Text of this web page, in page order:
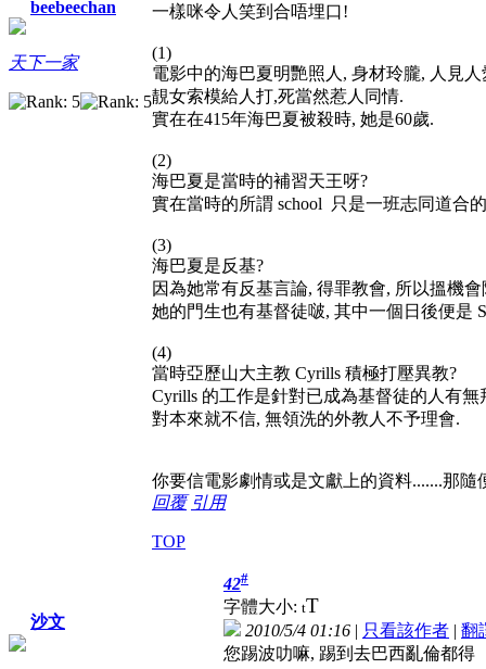
beebeechan
天下一家
一樣咪令人笑到合唔埋口!
(1)
電影中的海巴夏明艷照人, 身材玲朧, 人見
靚女索模給人打,死當然惹人同情.
實在在415年海巴夏被殺時, 她是60歲.
(2)
海巴夏是當時的補習天王呀?
實在當時的所謂 school 只是一班志同道合
(3)
海巴夏是反基?
因為她常有反基言論, 得罪教會, 所以搵機會
她的門生也有基督徒啵, 其中一個日後便是
(4)
當時亞歷山大主教 Cyrills 積極打壓異教?
Cyrills 的工作是針對已成為基督徒的人有無
對本來就不信, 無領洗的外教人不予理會.
你要信電影劇情或是文獻上的資料.......那隨
回覆 引用
TOP
沙文
42#
字體大小: tT
2010/5/4 01:16 | 只看該作者 | 翻
您踢波叻嘛, 踢到去巴西亂倫都得